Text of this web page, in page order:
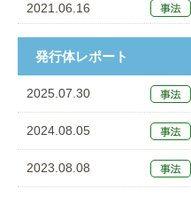
2021.06.16
発行体レポート
2025.07.30
2024.08.05
2023.08.08